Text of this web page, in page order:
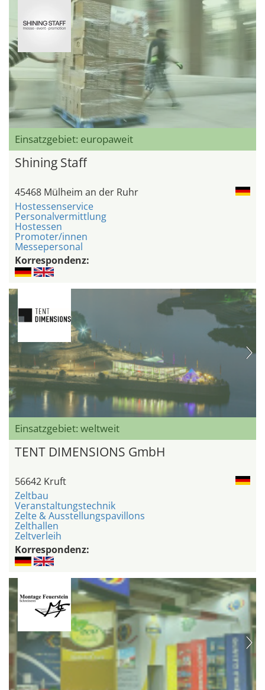
Einsatzgebiet: europaweit
Shining Staff
45468 Mülheim an der Ruhr
Hostessenservice
Personalvermittlung
Hostessen
Promoter/innen
Messepersonal
Korrespondenz:
Einsatzgebiet: weltweit
TENT DIMENSIONS GmbH
56642 Kruft
Zeltbau
Veranstaltungstechnik
Zelte & Ausstellungspavillons
Zelthallen
Zeltverleih
Korrespondenz: